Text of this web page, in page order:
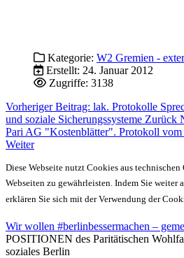
Kategorie: W2 Gremien -
Erstellt: 24. Januar 2012
Zugriffe: 3138
Vorheriger Beitrag: lak. Protokolle
und soziale Sicherungssysteme Zurück
Pari AG "Kostenblätter". Protokoll
Weiter
Diese Webseite nutzt Cookies aus
Webseiten zu gewährleisten. Indem Sie weiter
erklären Sie sich mit der Verwendung der
Wir wollen #berlinbessermachen –
POSITIONEN des Paritätischen
soziales Berlin